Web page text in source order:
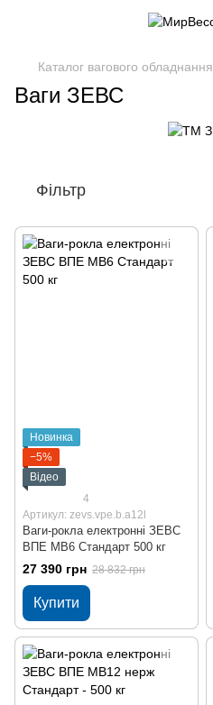
Каталог вагового обладнання
Ваги ЗЕВС
Фільтр
Новинка
−5%
Відео
4
Артикул: zevs.vpe.b.a12l
Ваги-рокла електронні ЗЕВС
ВПЕ МВ6 Стандарт 500 кг
27 390 грн 28 832 грн
Купити